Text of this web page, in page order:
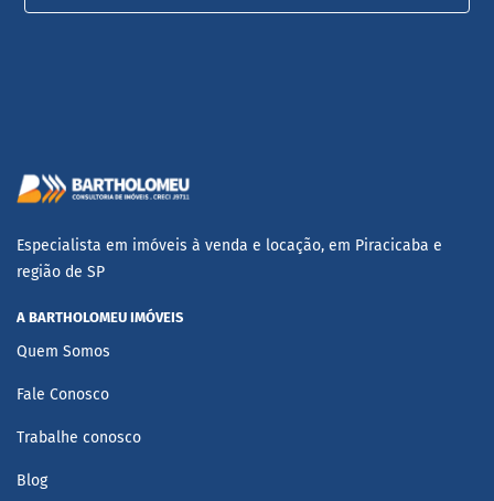
Especialista em imóveis à venda e locação, em Piracicaba e
região de SP
A BARTHOLOMEU IMÓVEIS
Quem Somos
Fale Conosco
Trabalhe conosco
Blog